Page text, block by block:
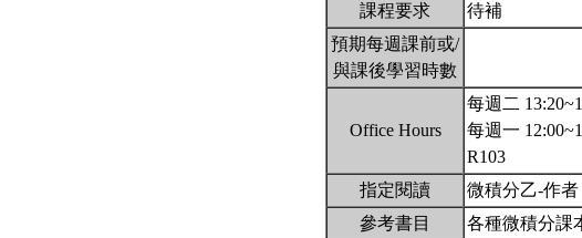
課程要求
待補
預期每週課前或/
與課後學習時數
Office Hours
每週二
每週一
R103
指定閱讀
微積分乙-作
參考書目
各種微積分課